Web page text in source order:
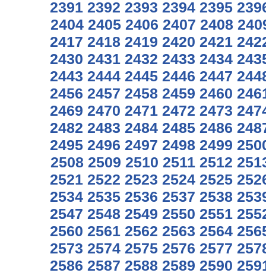
2391 2392 2393 2394 2395
2404 2405 2406 2407 2408
2417 2418 2419 2420 2421
2430 2431 2432 2433 2434
2443 2444 2445 2446 2447
2456 2457 2458 2459 2460
2469 2470 2471 2472 2473
2482 2483 2484 2485 2486
2495 2496 2497 2498 2499
2508 2509 2510 2511 2512
2521 2522 2523 2524 2525
2534 2535 2536 2537 2538
2547 2548 2549 2550 2551
2560 2561 2562 2563 2564
2573 2574 2575 2576 2577
2586 2587 2588 2589 2590